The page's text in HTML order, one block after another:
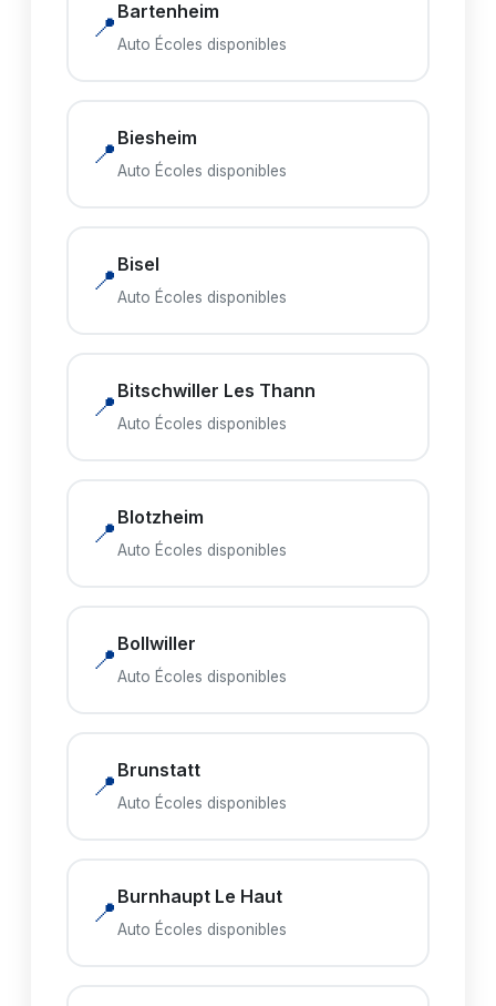
📍 Bartenheim
Auto Écoles disponibles
📍 Biesheim
Auto Écoles disponibles
📍 Bisel
Auto Écoles disponibles
📍 Bitschwiller Les Thann
Auto Écoles disponibles
📍 Blotzheim
Auto Écoles disponibles
📍 Bollwiller
Auto Écoles disponibles
📍 Brunstatt
Auto Écoles disponibles
📍 Burnhaupt Le Haut
Auto Écoles disponibles